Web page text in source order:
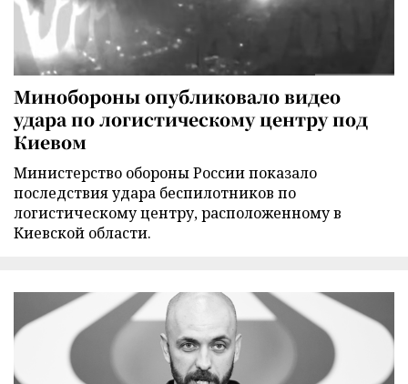
Минобороны опубликовало видео
удара по логистическому центру под
Киевом
Министерство обороны России показало
последствия удара беспилотников по
логистическому центру, расположенному в
Киевской области.